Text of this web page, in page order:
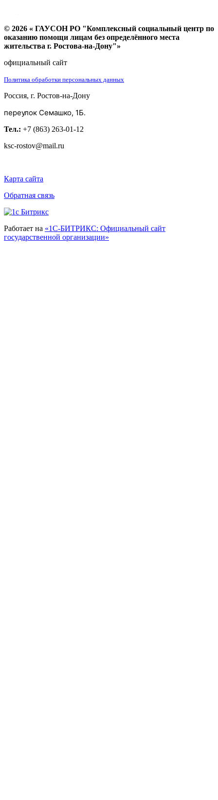
© 2026 « ГАУСОН РО "Комплексный социальный центр по
оказанию помощи лицам без определённого места
жительства г. Ростова-на-Дону"»
официальный сайт
Политика обработки персональных данных
Россия, г. Ростов-на-Дону
переулок Семашко, 1Б.
Тел.: +7 (863) 263-01-12
ksc-rostov@mail.ru
Карта сайта
Обратная связь
Работает на «1С-БИТРИКС: Официальный сайт
государственной организации»